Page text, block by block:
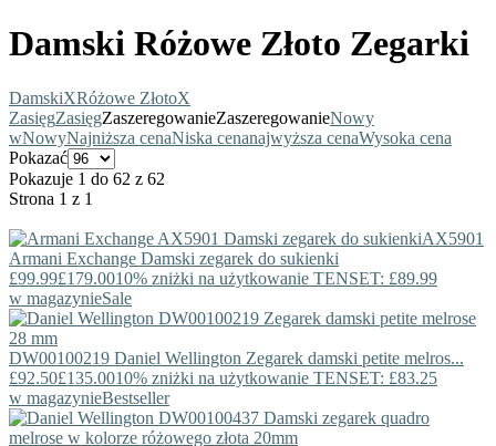
Damski Różowe Złoto Zegarki
DamskiXRóżowe ZłotoX
ZasięgZasięgZaszeregowanieZaszeregowanieNowy
wNowyNajniższa cenaNiska cenanajwyższa cenaWysoka cena
Pokazać
Pokazuje 1 do 62 z 62
Strona 1 z 1
AX5901
Armani Exchange Damski zegarek do sukienki
£99.99£179.0010% zniżki na użytkowanie TENSET: £89.99
w magazynieSale
DW00100219 Daniel Wellington Zegarek damski petite melros...
£92.50£135.0010% zniżki na użytkowanie TENSET: £83.25
w magazynieBestseller